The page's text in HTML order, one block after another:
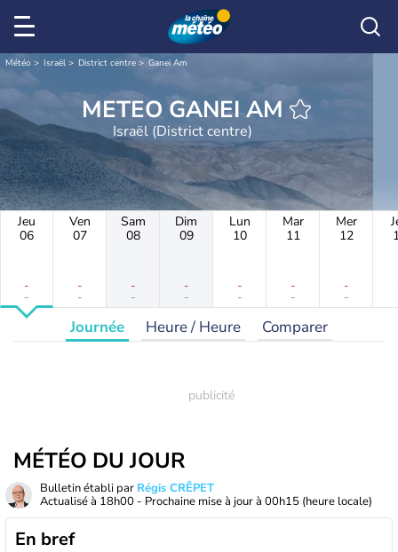
Météo Israël District centre Ganei Am
METEO GANEI AM
Israël (District centre)
Jeu
06
-
-
Ven
07
-
-
Sam
08
-
-
Dim
09
-
-
Lun
10
-
-
Mar
11
-
-
Mer
12
-
-
Journée Heure / Heure Comparer
MÉTÉO DU JOUR
Bulletin établi par Régis CRÊPET
Actualisé à 18h00 - Prochaine mise à jour à 00h15 (heure locale)
En bref